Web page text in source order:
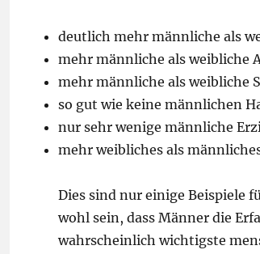
deutlich mehr männliche als
mehr männliche als weibliche
mehr männliche als weibliche
so gut wie keine männlichen
nur sehr wenige männliche
mehr weibliches als
Dies sind nur einige Beispiele
wohl sein, dass Männer die
wahrscheinlich wichtigste